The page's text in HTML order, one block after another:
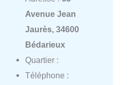
Avenue Jean
Jaurès, 34600
Bédarieux
Quartier :
Téléphone :